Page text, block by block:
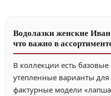
Водолазки женские
что важно в
В коллекции есть
утепленные варианты для
фактурные модели